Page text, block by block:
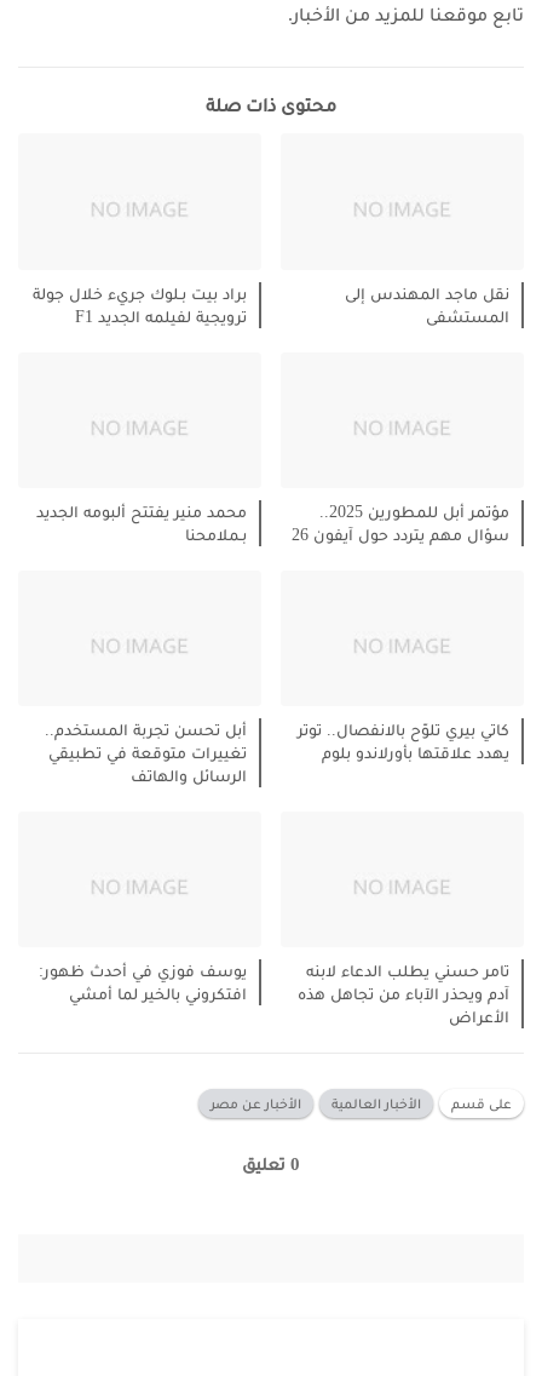
تابع موقعنا للمزيد من الأخبار.
محتوى ذات صلة
نقل ماجد المهندس إلى
المستشفى
براد بيت بـلوك جريء خلال جولة
ترويجية لفيلمه الجديد F1
سؤال مهم يتردد حول آيفون 26
محمد منير يفتتح ألبومه الجديد
بـملامحنا
كاتي بيري تلوّح بالانفصال.. توتر
يهدد علاقتها بأورلاندو بلوم
أبل تحسن تجربة المستخدم..
تغييرات متوقعة في تطبيقي
الرسائل والهاتف
تامر حسني يطلب الدعاء لابنه
آدم ويحذر الآباء من تجاهل هذه
الأعراض
يوسف فوزي في أحدث ظهور:
افتكروني بالخير لما أمشي
على قسم الأخبار العالمية الأخبار عن مصر
0 تعليق